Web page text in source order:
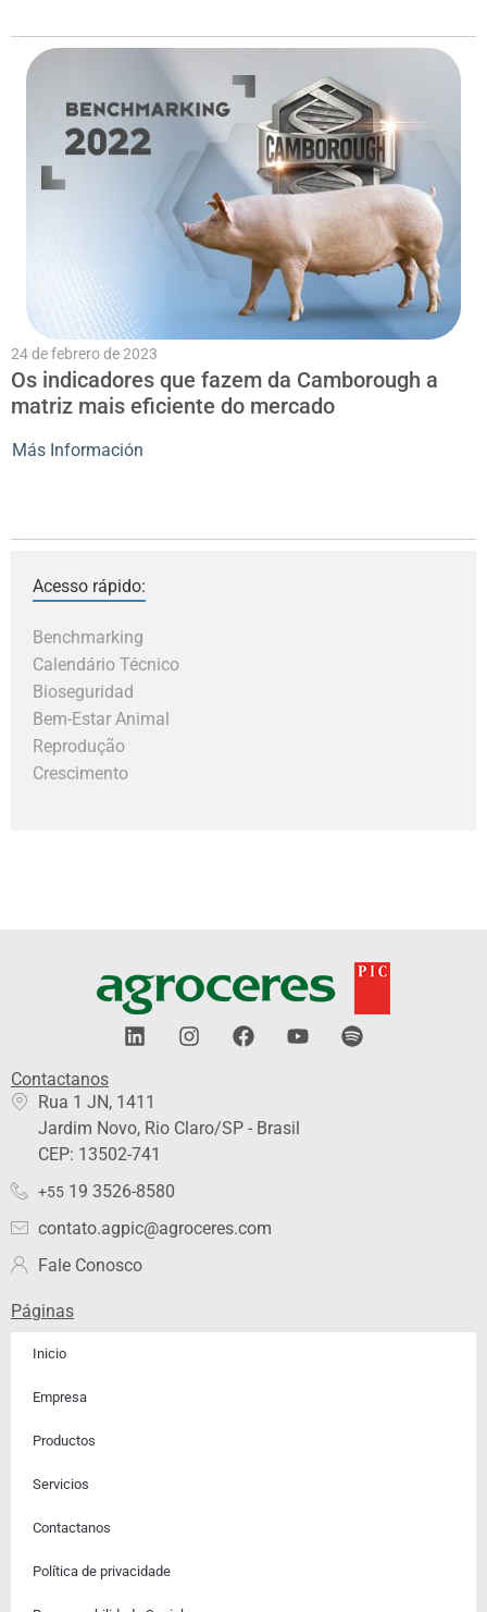
24 de febrero de 2023
Os indicadores que fazem da Camborough a
matriz mais eficiente do mercado
Más Información
Acesso rápido:
Benchmarking
Calendário Técnico
Bioseguridad
Bem-Estar Animal
Reprodução
Crescimento
L
i
k
e
d
i
I
n
g
F
a
o
Y
o
b
S
p
Contactanos​
Rua 1 JN, 1411
Jardim Novo, Rio Claro/SP - Brasil
CEP: 13502-741
+55 19 3526-8580
contato.agpic@agroceres.com
Fale Conosco
Páginas
Inicio
Empresa
Productos
Servicios
Contactanos​
Política de privacidade